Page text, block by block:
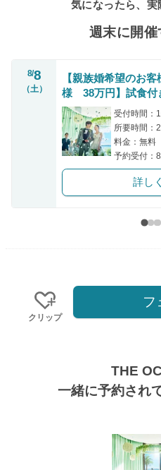
気になったら、実
週末に開
8/8
（土）
【親族婚希望のお客
様 38万円】試食付
受付時間：
所要時間：
料金：無料
予約受付：
詳し
クリップ
フ
THE
一緒に予約され